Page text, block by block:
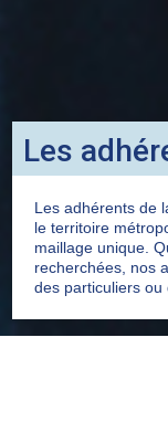
Les
Les adhérents de
le territoire
maillage unique.
recherchées, nos
des particuliers ou